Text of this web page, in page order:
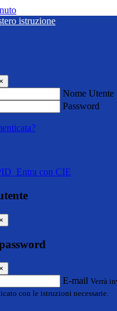
×
Nome Utente
Password
Entra con CIE
×
×
E-mail Verrà
con le istruzioni necessarie.